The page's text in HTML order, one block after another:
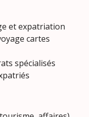
et expatriation
cartes
spécialisés